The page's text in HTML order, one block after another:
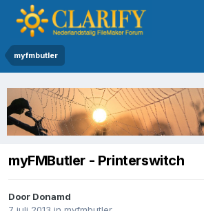
myfmbutler
myFMButler - Printerswitch
Door Donamd